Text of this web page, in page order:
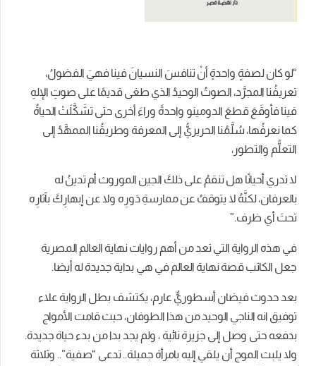
“لو كان لصفةٍ واحدةٍ أنْ تنافسَ النسيانَ فينا فهيَ الفضولُ،
تعريفُنا المجرَّد، الصوتُ الوحيدُ الذي طغى قديمًا على صوتِ الإلهِ
فينا فأوقَعَ قطعَ الدومينو واحدةً وراءَ أخرى حتى تشَكَّلَتْ الحياةُ
كما نعرفُها، سُلَّمُنا الحريريُّ إلى المعرفة وطريقُنا الممهَّدُ إلى
التعلُّم والتطور،
لا تدري أحيانًا هل تنقمُ على ذلكَ الجين الموروث أم تدينُ له
بالعرفان، لكنَّهُ لا يتوقفُ عن ممارسةِ دَورِه ولا عن إبهارِكَ بآثارِه
تحتَ أي ظرف.”
في هذه الرواية التي تعد من أهم روايات نهاية العالم المصرية
جعل الكاتب قصة نهاية العالم في هي بداية جديدة له أيضا.
بعد حدوث فيضان أسطوريٌّ عارم، يكتشف بطل الرواية علاء
توفيق انه الناجي الوحيد من هذا الطوفان، حيث قامت الأمواج
بدفعه حتى وصل إلى جزيرة نائية ، ولم يجد بدا من بدء حياة جديدة.
ولا يلبث الموج أن يلقي إليه بامرأة جميلة.. تدعى “صفية”.. وثلاثة